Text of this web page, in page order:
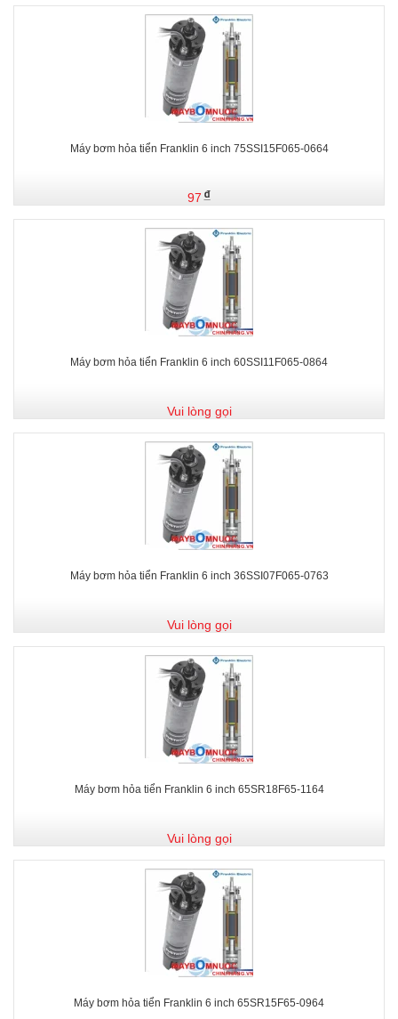
Máy bơm hỏa tiển Franklin 6 inch 75SSI15F065-0664
97
Máy bơm hỏa tiển Franklin 6 inch 60SSI11F065-0864
Vui lòng gọi
Máy bơm hỏa tiển Franklin 6 inch 36SSI07F065-0763
Vui lòng gọi
Máy bơm hỏa tiển Franklin 6 inch 65SR18F65-1164
Vui lòng gọi
Máy bơm hỏa tiển Franklin 6 inch 65SR15F65-0964